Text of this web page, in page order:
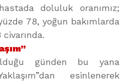
doluluk oranımız;
78, yoğun bakımlarda
günden bu yana
esinlenerek